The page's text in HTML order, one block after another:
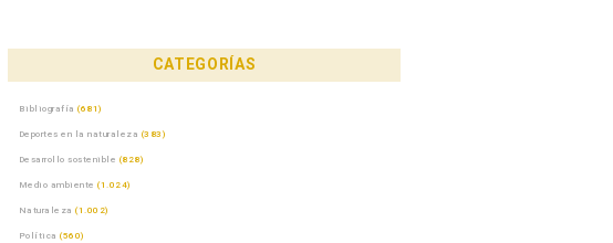
«La defensa de los caminos públicos un debate nacional»
CATEGORÍAS
Bibliografía (681)
Deportes en la naturaleza (383)
Desarrollo sostenible (828)
Medio ambiente (1.024)
Naturaleza (1.002)
Política (560)